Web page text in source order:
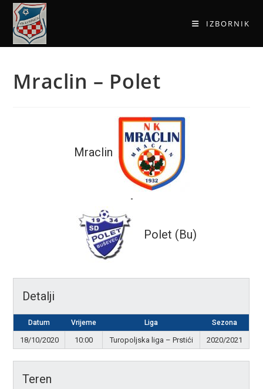
IZBORNIK
Mraclin – Polet
Mraclin
-
Polet (Bu)
Detalji
Datum Vrijeme Liga Sezona
18/10/2020 10:00 Turopoljska liga – Prstići 2020/2021
Teren